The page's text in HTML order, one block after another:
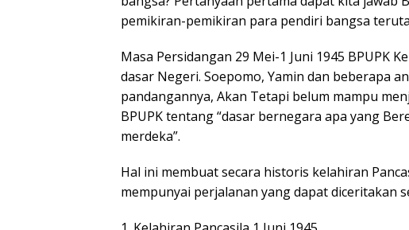
pemikiran-pemikiran para pendiri bangsa
Masa Persidangan 29 Mei-1 Juni 1945 BPUPK
dasar Negeri. Soepomo, Yamin dan beberapa
pandangannya, Akan Tetapi belum mampu
BPUPK tentang “dasar bernegara apa yang
merdeka”.
Hal ini membuat secara historis kelahiran
mempunyai perjalanan yang dapat diceritakan